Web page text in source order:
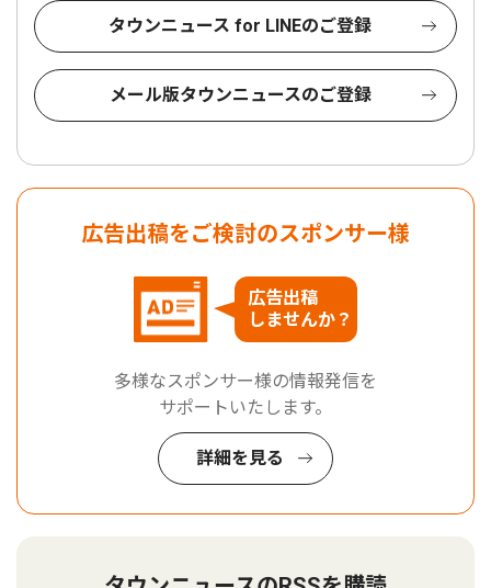
タウンニュース for LINEのご登録
メール版タウンニュースのご登録
広告出稿をご検討のスポンサー様
広告出稿
しませんか？
多様なスポンサー様の情報発信を
サポートいたします。
詳細を見る